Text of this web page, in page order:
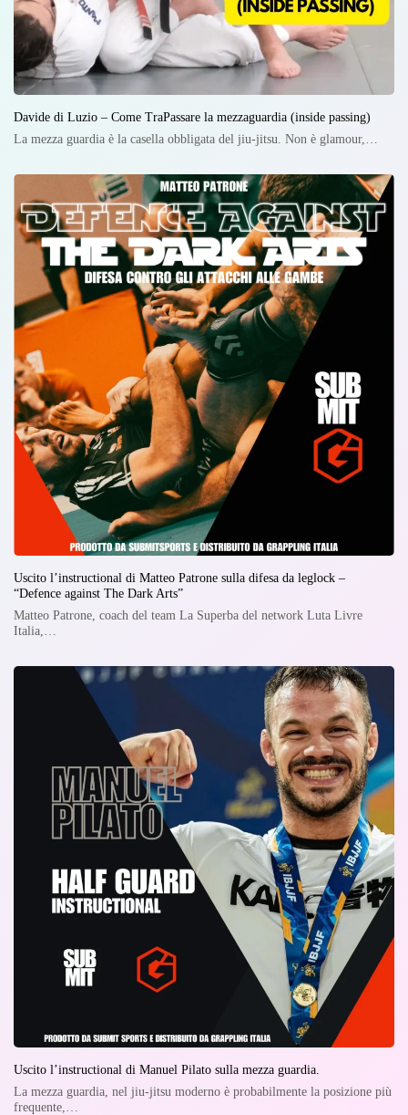
Davide di Luzio – Come TraPassare la mezzaguardia (inside passing)
La mezza guardia è la casella obbligata del jiu-jitsu. Non è glamour,…
Uscito l’instructional di Matteo Patrone sulla difesa da leglock –
“Defence against The Dark Arts”
Matteo Patrone, coach del team La Superba del network Luta Livre
Italia,…
Uscito l’instructional di Manuel Pilato sulla mezza guardia.
La mezza guardia, nel jiu-jitsu moderno è probabilmente la posizione più
frequente,…